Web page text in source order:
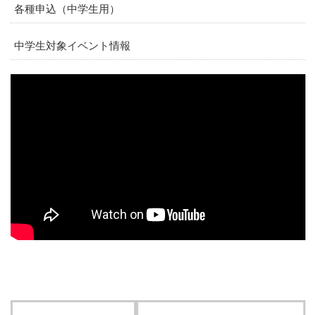
各種申込（中学生用）
中学生対象イベント情報